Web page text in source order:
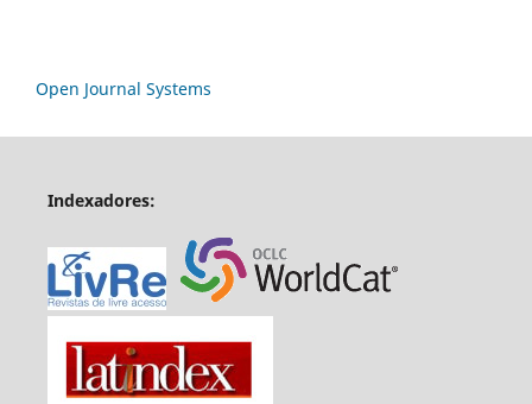
Open Journal Systems
Indexadores: